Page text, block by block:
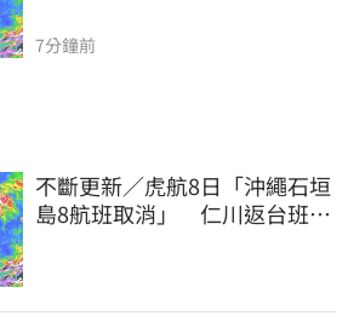
7分鐘前
不斷更新／虎航8日「沖繩石垣
島8航班取消」 仁川返台班機